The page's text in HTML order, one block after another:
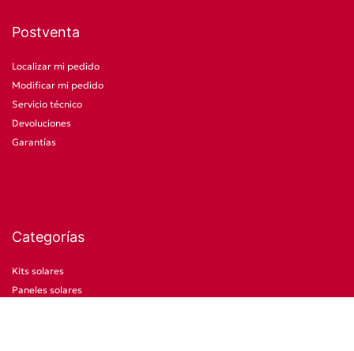
Postventa
Localizar mi pedido
Modificar mi pedido
Servicio técnico
Devoluciones
Garantías
Categorías
Kits solares
Paneles solares